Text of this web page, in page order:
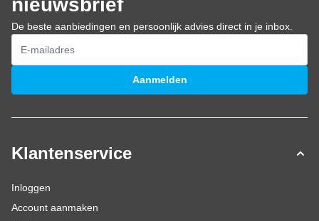
nieuwsbrief
De beste aanbiedingen en persoonlijk advies direct in je inbox.
E-mailadres
Aanmelden
Klantenservice
Inloggen
Account aanmaken